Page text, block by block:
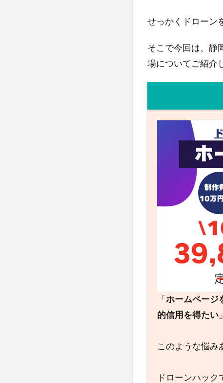
せっかくドローン
そこで今回は、静
場についてご紹介
「 ホームページ
的信用を得たい 」
このような悩み
ドローンハック